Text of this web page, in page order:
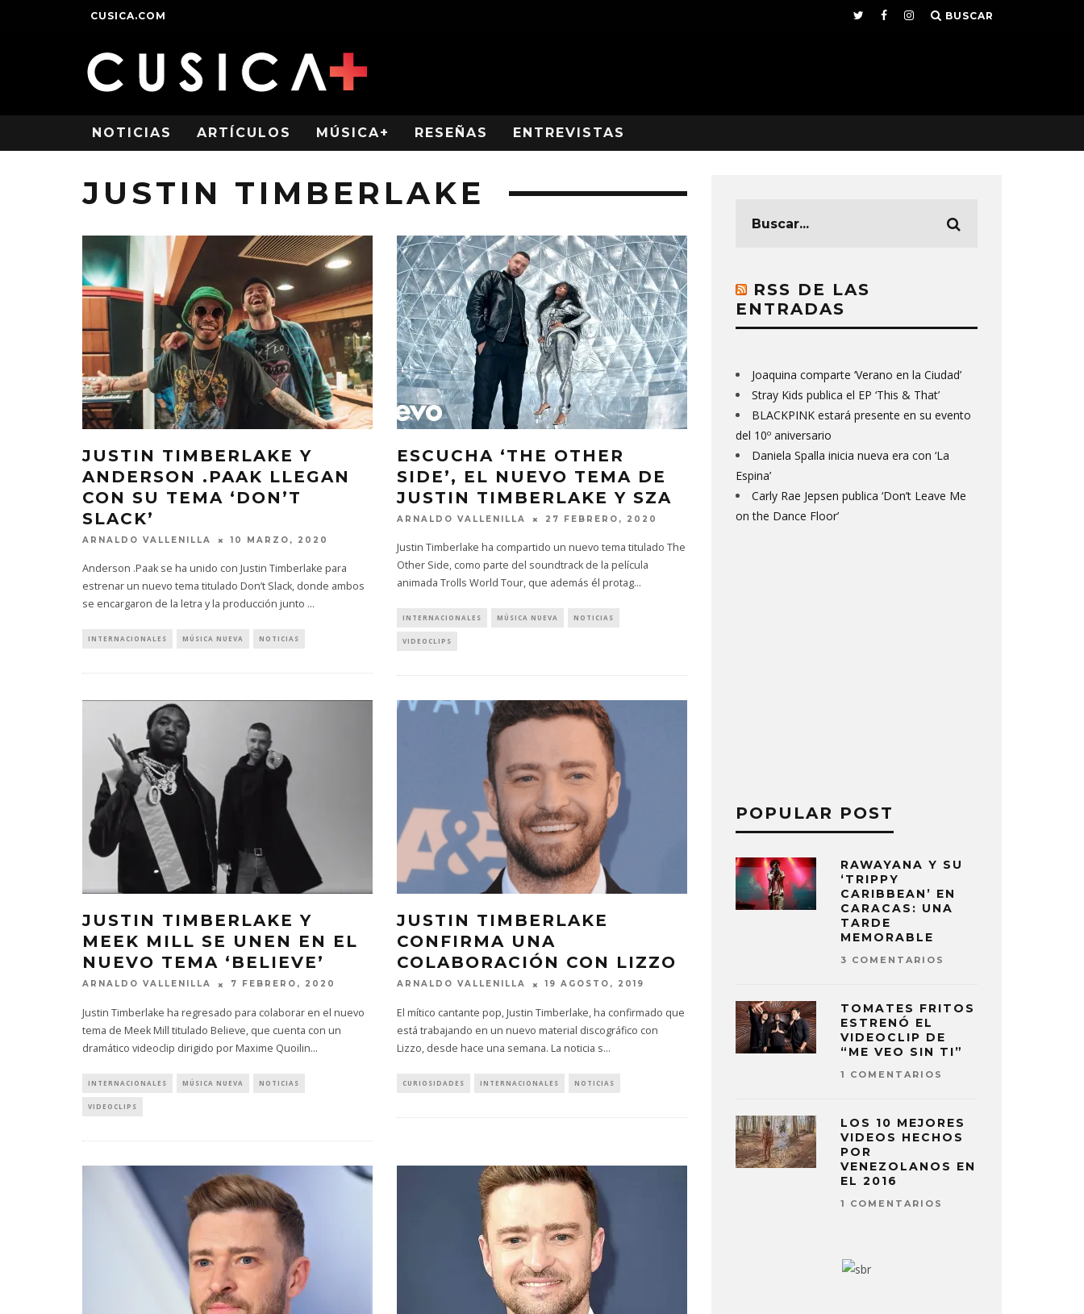
CUSICA.COM BUSCAR
NOTICIAS ARTÍCULOS MÚSICA+ RESEÑAS ENTREVISTAS
JUSTIN TIMBERLAKE
JUSTIN TIMBERLAKE Y
ANDERSON .PAAK LLEGAN
CON SU TEMA ‘DON’T
SLACK’
ARNALDO VALLENILLA 10 MARZO, 2020
Anderson .Paak se ha unido con Justin Timberlake para
estrenar un nuevo tema titulado Don’t Slack, donde ambos
se encargaron de la letra y la producción junto ...
INTERNACIONALES MÚSICA NUEVA NOTICIAS
ESCUCHA ‘THE OTHER
SIDE’, EL NUEVO TEMA DE
JUSTIN TIMBERLAKE Y SZA
ARNALDO VALLENILLA 27 FEBRERO, 2020
Justin Timberlake ha compartido un nuevo tema titulado The
Other Side, como parte del soundtrack de la película
animada Trolls World Tour, que además él protag...
INTERNACIONALES MÚSICA NUEVA NOTICIAS
VIDEOCLIPS
JUSTIN TIMBERLAKE Y
MEEK MILL SE UNEN EN EL
NUEVO TEMA ‘BELIEVE’
ARNALDO VALLENILLA 7 FEBRERO, 2020
Justin Timberlake ha regresado para colaborar en el nuevo
tema de Meek Mill titulado Believe, que cuenta con un
dramático videoclip dirigido por Maxime Quoilin...
INTERNACIONALES MÚSICA NUEVA NOTICIAS
VIDEOCLIPS
JUSTIN TIMBERLAKE
CONFIRMA UNA
COLABORACIÓN CON LIZZO
ARNALDO VALLENILLA 19 AGOSTO, 2019
El mítico cantante pop, Justin Timberlake, ha confirmado que
está trabajando en un nuevo material discográfico con
Lizzo, desde hace una semana. La noticia s...
CURIOSIDADES INTERNACIONALES NOTICIAS
RSS DE LAS
ENTRADAS
Joaquina comparte ‘Verano en la Ciudad’
Stray Kids publica el EP ‘This & That’
BLACKPINK estará presente en su evento
del 10º aniversario
Daniela Spalla inicia nueva era con ‘La
Espina’
Carly Rae Jepsen publica ‘Don’t Leave Me
on the Dance Floor’
POPULAR POST
RAWAYANA Y SU
‘TRIPPY
CARIBBEAN’ EN
CARACAS: UNA
TARDE
MEMORABLE
3 COMENTARIOS
TOMATES FRITOS
ESTRENÓ EL
VIDEOCLIP DE
“ME VEO SIN TI”
1 COMENTARIOS
LOS 10 MEJORES
VIDEOS HECHOS
POR
VENEZOLANOS EN
EL 2016
1 COMENTARIOS